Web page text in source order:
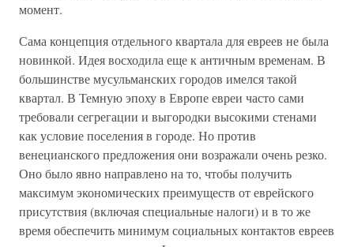
момент.
Сама концепция отдельного квартала для евреев не была
новинкой. Идея восходила еще к античным временам. В
большинстве мусульманских городов имелся такой
квартал. В Темную эпоху в Европе евреи часто сами
требовали сегрегации и выгородки высокими стенами
как условие поселения в городе. Но против
венецианского предложения они возражали очень резко.
Оно было явно направлено на то, чтобы получить
максимум экономических преимуществ от еврейского
присутствия (включая специальные налоги) и в то же
время обеспечить минимум социальных контактов евреев